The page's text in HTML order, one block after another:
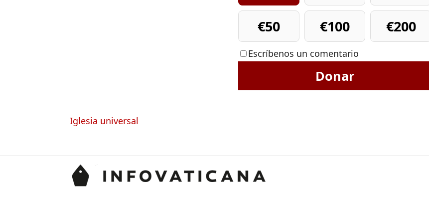
€50
€100 €200
Escríbenos un comentario
Donar
Iglesia universal